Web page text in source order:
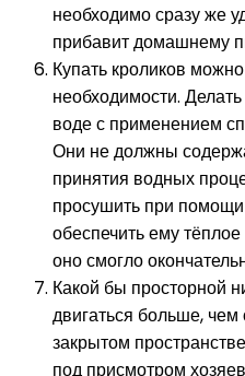
необходимо сразу же
прибавит домашнему
Купать кроликов
необходимости.
воде с применением
Они не должны
принятия водных
просушить при помощи
обеспечить ему
оно смогло
Какой бы просторной
двигаться больше, чем
закрытом
под присмотром